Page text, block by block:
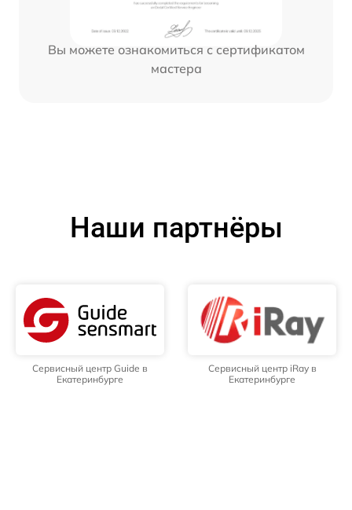
Вы можете ознакомиться с сертификатом
мастера
Наши партнёры
Сервисный центр Guide в
Екатеринбурге
Сервисный центр iRay в
Екатеринбурге